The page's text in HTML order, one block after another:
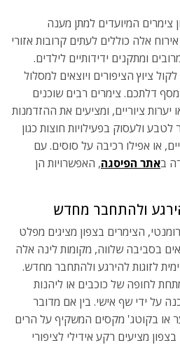
צימרים המיועדים למתן מענה
אלה כוללים לעתים קרובות אזורי
ומתקנים ידידותיים לילדים.
ציוץ הציפורים ויוצאים למסלול
דלתכם. צימרים רבים שוכנים
יערות ציוריים, ומציעים את ההזדמנות
ולעסוק בפעילויות חוצות כגון
או אפילו רכיבה על סוסים. עם
אתר הפיסגה, האפשרויות הן
הצימרים בצפון מציגים מפלט
בסביבה שלווה, מקומות לינה אלה
לזוגות להירגע ולהתחבר מחדש.
לחופה של כוכבים או ליהנות
על ידי שף אישי. בין אם מדובר
או בקוטג' מקסים המשקיף על הרים
מציעים רקע אידילי לציפורי